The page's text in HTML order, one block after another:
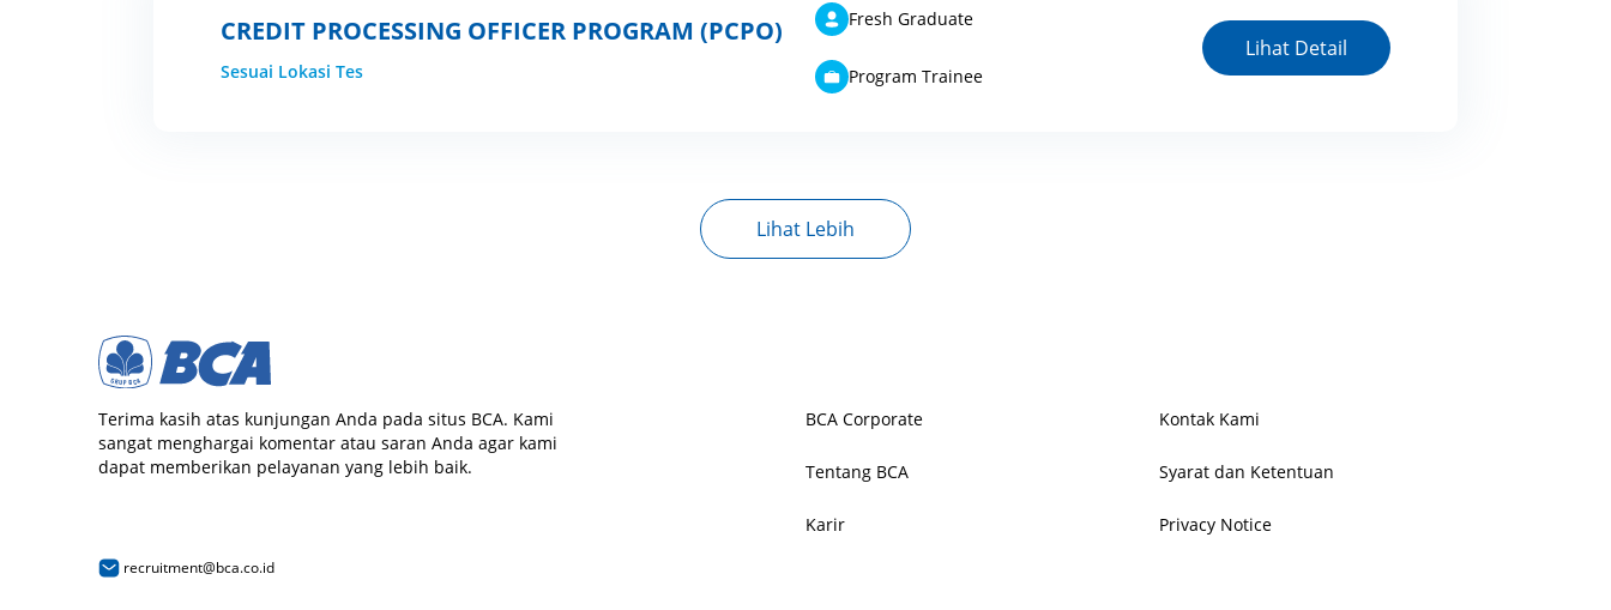
CREDIT PROCESSING OFFICER PROGRAM (PCPO)
Sesuai Lokasi Tes
Fresh Graduate
Program Trainee
Lihat Detail
Lihat Lebih
Terima kasih atas kunjungan Anda pada situs BCA. Kami
sangat menghargai komentar atau saran Anda agar kami
dapat memberikan pelayanan yang lebih baik.
BCA Corporate Kontak Kami
Tentang BCA Syarat dan Ketentuan
Karir Privacy Notice
recruitment@bca.co.id